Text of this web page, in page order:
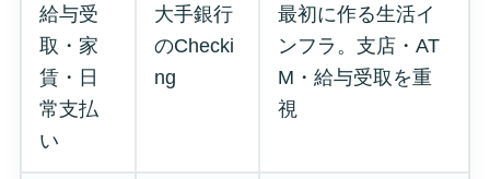
給与受
取・家
賃・日
常支払
い
大手銀行
のChecki
ng
最初に作る生活イ
ンフラ。支店・AT
M・給与受取を重
視